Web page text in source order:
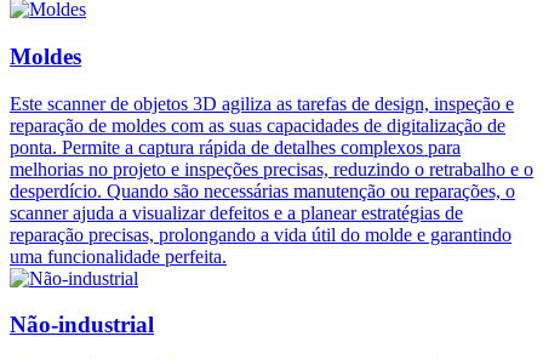
Moldes
Este scanner de objetos 3D agiliza as tarefas de design, inspeção e
reparação de moldes com as suas capacidades de digitalização de
ponta. Permite a captura rápida de detalhes complexos para
melhorias no projeto e inspeções precisas, reduzindo o retrabalho e o
desperdício. Quando são necessárias manutenção ou reparações, o
scanner ajuda a visualizar defeitos e a planear estratégias de
reparação precisas, prolongando a vida útil do molde e garantindo
uma funcionalidade perfeita.
Não-industrial